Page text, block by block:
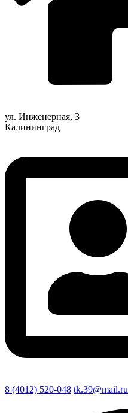
ул. Инженерная, 3
Калининград
8 (4012) 520-048 tk.39@mail.ru